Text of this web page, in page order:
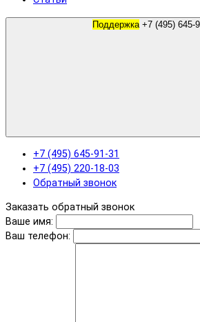
Поддержка
+7 (495) 645-91-31
+7 (495) 220-18-03
Обратный звонок
Заказать обратный звонок
Ваше имя:
Ваш телефон: